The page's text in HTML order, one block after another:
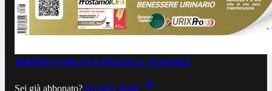
ABBONATI ORA A €0,99LEGGI IL GIORNALE
Sei già abbonato?Accedi e leggi